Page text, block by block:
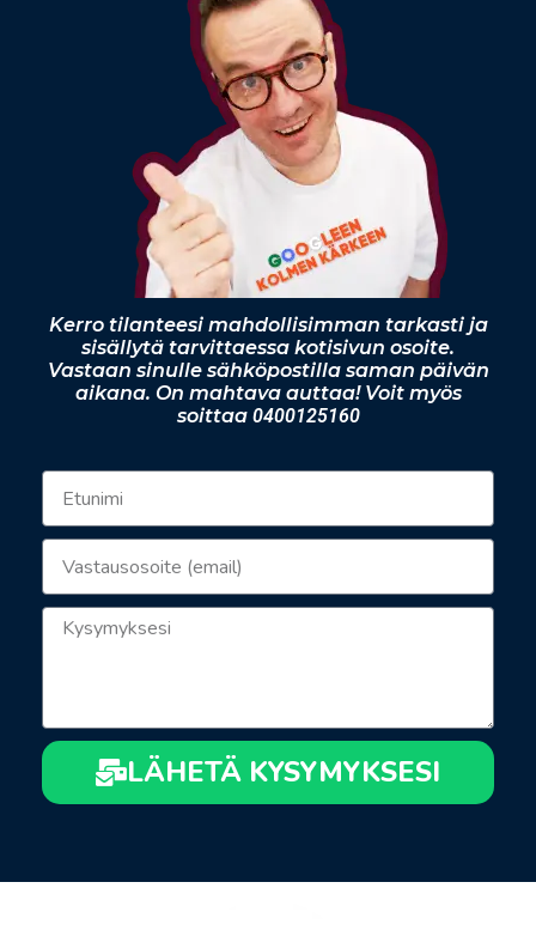
Kerro tilanteesi mahdollisimman tarkasti ja
sisällytä tarvittaessa kotisivun osoite.
Vastaan sinulle sähköpostilla saman päivän
aikana. On mahtava auttaa! Voit myös
soittaa 0400125160
LÄHETÄ KYSYMYKSESI